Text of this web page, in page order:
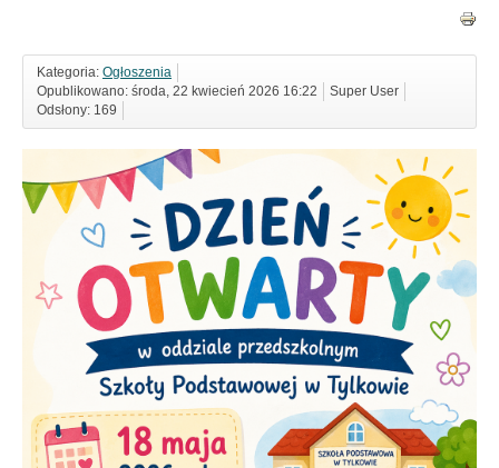
Kategoria: Ogłoszenia
Opublikowano: środa, 22 kwiecień 2026 16:22
Super User
Odsłony: 169